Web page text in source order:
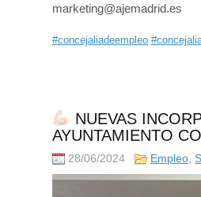
marketing@ajemadrid.es
#concejaliadeempleo
NUEVAS
AYUNTAMIENTO
28/06/2024 Empleo,